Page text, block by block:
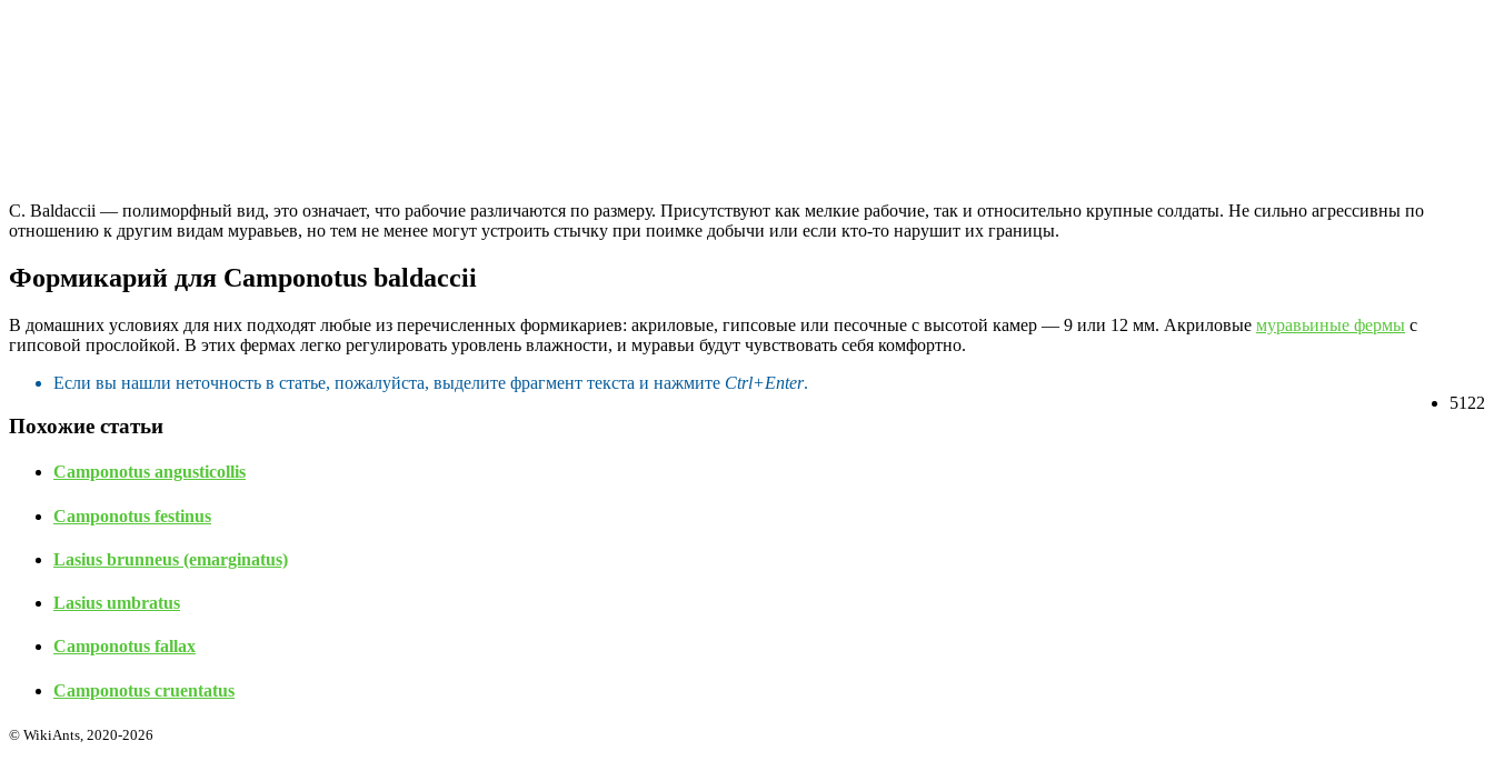
C. Baldaccii — полиморфный вид, это означает, что рабочие различаются по размеру. Присутствуют как мелкие рабочие, так и относительно крупные солдаты. Не сильно агрессивны по
отношению к другим видам муравьев, но тем не менее могут устроить стычку при поимке добычи или если кто-то нарушит их границы.
Формикарий для Camponotus baldaccii
В домашних условиях для них подходят любые из перечисленных формикариев: акриловые, гипсовые или песочные с высотой камер — 9 или 12 мм. Акриловые муравьиные фермы с
гипсовой прослойкой. В этих фермах легко регулировать уровлень влажности, и муравьи будут чувствовать себя комфортно.
Если вы нашли неточность в статье, пожалуйста, выделите фрагмент текста и нажмите Ctrl+Enter.
5122
Похожие статьи
Camponotus angusticollis
Camponotus festinus
Lasius brunneus (emarginatus)
Lasius umbratus
Camponotus fallax
Camponotus cruentatus
© WikiAnts, 2020-2026